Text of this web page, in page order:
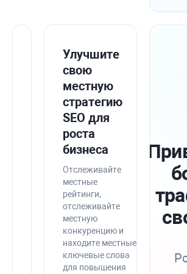
Интегрируйте
PowerSuite
инструментами
Google
большей
точности.
Объедините
Улучшите
свою
местную
стратегию
SEO для
роста
бизнеса
Отслеживайте
местные
рейтинги,
отслеживайте
местную
конкуренцию и
находите местные
ключевые слова
для повышения